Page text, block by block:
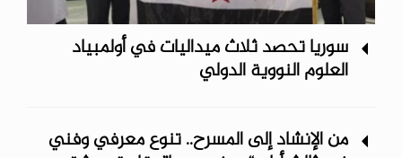
سوريا تحصد ثلاث ميداليات في أولمبياد
العلوم النووية الدولي
من الإنشاد إلى المسرح.. تنوع معرفي وفني